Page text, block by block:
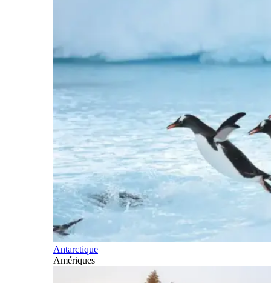
Antarctique
Amériques